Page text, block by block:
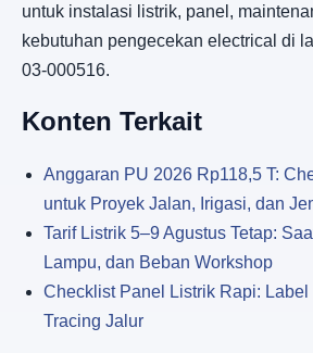
untuk instalasi listrik, panel,
kebutuhan pengecekan electrical di
03-000516.
Konten Terkait
Anggaran PU 2026 Rp118,5 T:
untuk Proyek Jalan, Irigasi, dan
Tarif Listrik 5–9 Agustus Tetap:
Lampu, dan Beban Workshop
Checklist Panel Listrik Rapi:
Tracing Jalur